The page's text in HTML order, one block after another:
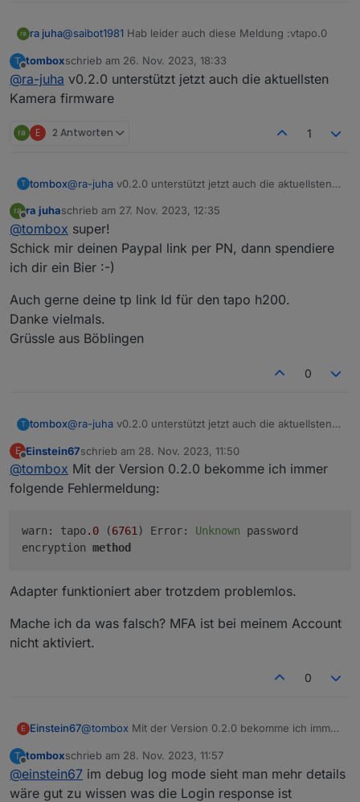
ra juha@saibot1981 Hab leider auch diese Meldung :vtapo.0
2023-11-22 21:28:16.315 error Error: Unable to find
token in response, probably your credentials are not
valid. Please make sure you set your TAPO Cloud
2FA auch jetzt aus. Trotzdem.
Hoffe Tom bekommt das hin. Danke !!!
T
Offline
tomboxschrieb am 26. Nov. 2023, 18:33
zuletzt editiert von
@ra-juha v0.2.0 unterstützt jetzt auch die aktuellsten
Kamera firmware
E 2 Antworten 1
T tombox@ra-juha v0.2.0 unterstützt jetzt auch die aktuellsten
Offline
ra juhaschrieb am 27. Nov. 2023, 12:35
zuletzt editiert von
@tombox super!
Schick mir deinen Paypal link per PN, dann spendiere
ich dir ein Bier :-)
Auch gerne deine tp link Id für den tapo h200.
Danke vielmals.
Grüssle aus Böblingen
0
T tombox@ra-juha v0.2.0 unterstützt jetzt auch die aktuellsten
E
Offline
Einstein67schrieb am 28. Nov. 2023, 11:50
zuletzt editiert von
@tombox Mit der Version 0.2.0 bekomme ich immer
folgende Fehlermeldung:
warn: tapo.0 (6761 ) Error: Unknown password
encryption method
Adapter funktioniert aber trotzdem problemlos.
Mache ich da was falsch? MFA ist bei meinem Account
nicht aktiviert.
0
E Einstein67@tombox Mit der Version 0.2.0 bekomme ich immer
Adapter funktioniert aber trotzdem problemlos.
T
Offline
tomboxschrieb am 28. Nov. 2023, 11:57
zuletzt editiert von
@einstein67 im debug log mode sieht man mehr details
wäre gut zu wissen was die Login response ist